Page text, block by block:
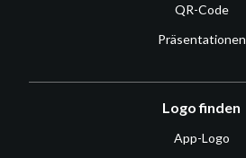
QR-Code
Präsentationen
Logo finden
App-Logo